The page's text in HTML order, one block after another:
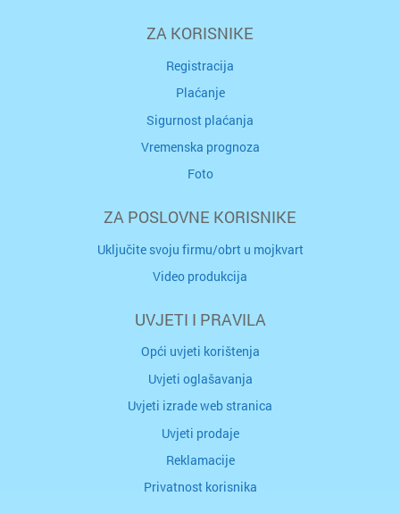
ZA KORISNIKE
Registracija
Plaćanje
Sigurnost plaćanja
Vremenska prognoza
Foto
ZA POSLOVNE KORISNIKE
Uključite svoju firmu/obrt u mojkvart
Video produkcija
UVJETI I PRAVILA
Opći uvjeti korištenja
Uvjeti oglašavanja
Uvjeti izrade web stranica
Uvjeti prodaje
Reklamacije
Privatnost korisnika